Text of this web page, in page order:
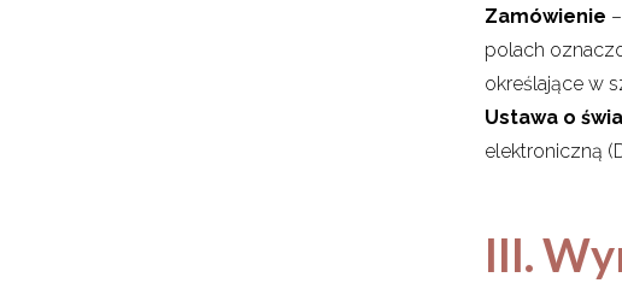
Zamówienie
polach
określające w
Ustawa o
elektroniczną
III.